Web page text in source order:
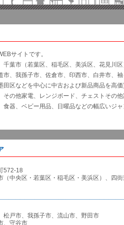
サイトです。
千葉市（若葉区、稲毛区、美浜区、花見川区
、我孫子市、佐倉市、印西市、白井市、袖
区などを中心に中古および新品商品を高
の他家電、レンジボード、チェストその
器、ベビー用品、日曜品などの幅広いジ
572-18
中央区・若葉区・稲毛区・美浜区）、四
戸市、我孫子市、流山市、野田市
谷市